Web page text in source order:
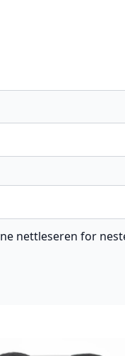
nettleseren for